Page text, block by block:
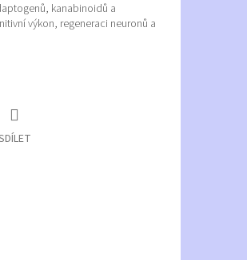
kanabinoidů a
výkon, regeneraci neuronů a